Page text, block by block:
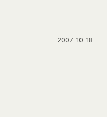
2007-10-18